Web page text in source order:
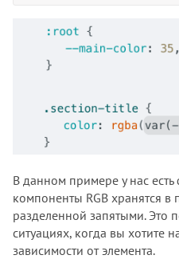
В данном примере у нас есть
компоненты RGB хранятся в
разделенной запятыми. Это
ситуациях, когда вы хотите
зависимости от элемента.